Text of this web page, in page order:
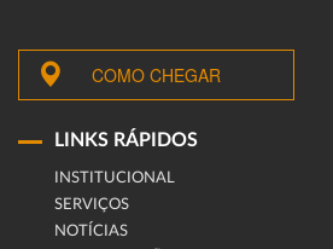
COMO CHEGAR
LINKS RÁPIDOS
INSTITUCIONAL
SERVIÇOS
NOTÍCIAS